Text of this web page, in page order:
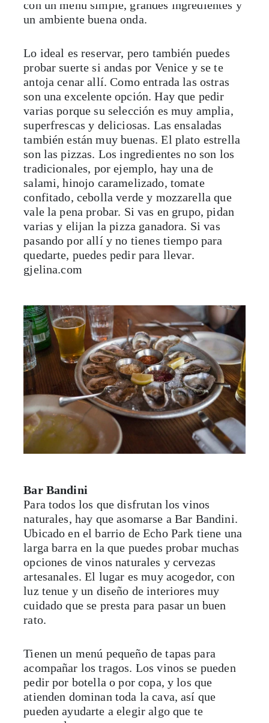
Lo ideal es reservar, pero también puedes
antoja cenar allí. Como entrada las ostras
son una excelente opción. Hay que pedir
varias porque su selección es muy amplia,
superfrescas y deliciosas. Las ensaladas
también están muy buenas. El plato estrella
son las pizzas. Los ingredientes no son los
tradicionales, por ejemplo, hay una de
salami, hinojo caramelizado, tomate
confitado, cebolla verde y mozzarella que
vale la pena probar. Si vas en grupo, pidan
varias y elijan la pizza ganadora. Si vas
pasando por allí y no tienes tiempo para
quedarte, puedes pedir para llevar.
gjelina.com
naturales, hay que asomarse a Bar Bandini.
Ubicado en el barrio de Echo Park tiene una
larga barra en la que puedes probar muchas
opciones de vinos naturales y cervezas
artesanales. El lugar es muy acogedor, con
luz tenue y un diseño de interiores muy
cuidado que se presta para pasar un buen
rato.
Tienen un menú pequeño de tapas para
pedir por botella o por copa, y los que
atienden dominan toda la cava, así que
pueden ayudarte a elegir algo que te
sorprenda.
barbandini.com